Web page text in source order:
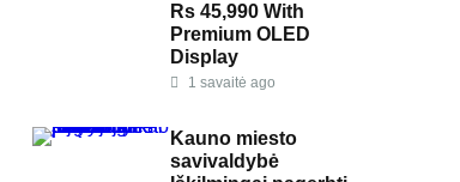
Rs 45,990 With
Premium OLED
Display
1 savaitė ago
Kauno miesto
savivaldybė